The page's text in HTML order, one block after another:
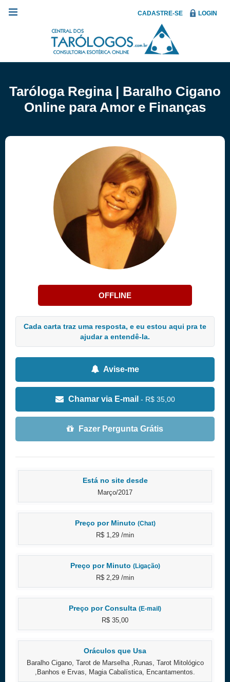
CADASTRE-SE LOGIN
Taróloga Regina | Baralho Cigano
Online para Amor e Finanças
OFFLINE
Cada carta traz uma resposta, e eu estou aqui pra te
ajudar a entendê-la.
Avise-me
Chamar via E-mail - R$ 35,00
Fazer Pergunta Grátis
Está no site desde
Março/2017
Preço por Minuto (Chat)
R$ 1,29 /min
Preço por Minuto (Ligação)
R$ 2,29 /min
Preço por Consulta (E-mail)
R$ 35,00
Oráculos que Usa
Baralho Cigano, Tarot de Marselha ,Runas, Tarot Mitológico
,Banhos e Ervas, Magia Cabalística, Encantamentos.